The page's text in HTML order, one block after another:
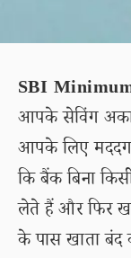
SBI
आपके सेविंग
आपके लिए
कि बैंक बिना
लेते हैं और फिर
के पास खाता बंद